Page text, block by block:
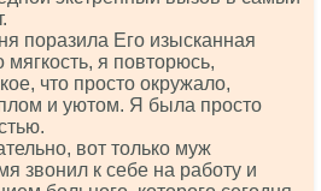
поразила Его изысканная
я повторюсь,
что просто окружало,
и уютом. Я была просто
вот только муж
звонил к себе на работу и